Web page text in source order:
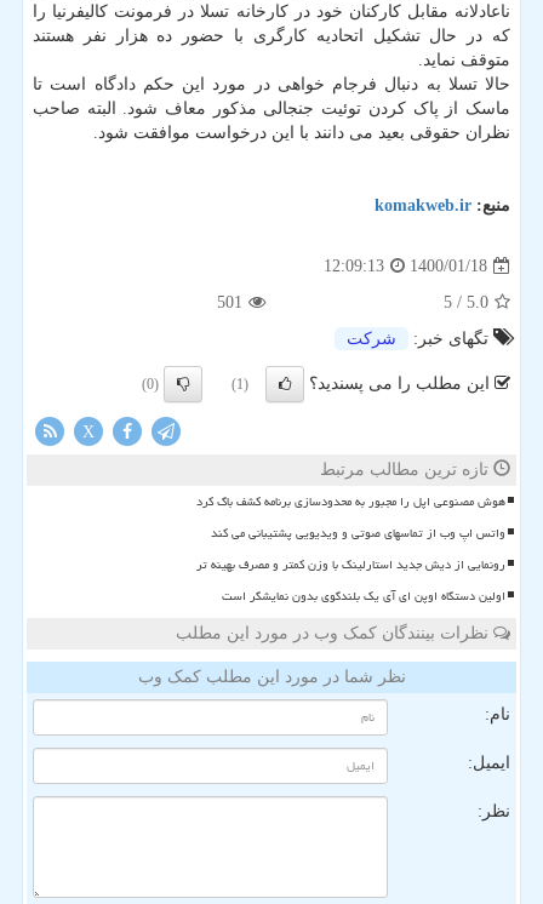
ناعادلانه مقابل کارکنان خود در کارخانه تسلا در فرمونت کالیفرنیا را
که در حال تشکیل اتحادیه کارگری با حضور ده هزار نفر هستند
متوقف نماید.
حالا تسلا به دنبال فرجام خواهی در مورد این حکم دادگاه است تا
ماسک از پاک کردن توئیت جنجالی مذکور معاف شود. البته صاحب
نظران حقوقی بعید می دانند با این درخواست موافقت شود.
منبع: komakweb.ir
1400/01/18
12:09:13
5.0
/ 5
501
تگهای خبر:
شركت
این مطلب را می پسندید؟ (1)
(0)
X
تازه ترین مطالب مرتبط
هوش مصنوعی اپل را مجبور به محدودسازی برنامه کشف باگ کرد
واتس اپ وب از تماسهای صوتی و ویدیویی پشتیبانی می کند
رونمایی از دیش جدید استارلینک با وزن کمتر و مصرف بهینه تر
اولین دستگاه اوپن ای آی یک بلندگوی بدون نمایشگر است
نظرات بینندگان کمک وب در مورد این مطلب
نظر شما در مورد این مطلب کمک وب
نام:
ایمیل:
نظر: